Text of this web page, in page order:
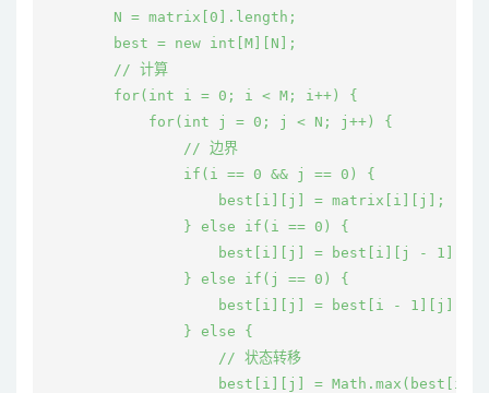
        N = matrix[0].length;
        best = new int[M][N];
        // 计算
        for(int i = 0; i < M; i++) {
            for(int j = 0; j < N; j++) {
                // 边界
                if(i == 0 && j == 0) {
                    best[i][j] = matrix[i][j];
                } else if(i == 0) {
best[i][j] = best[i][j - 1] +
                } else if(j == 0) {
best[i][j] = best[i - 1][j] +
                } else {
                    // 状态转移
best[i][j] = Math.max(best[i